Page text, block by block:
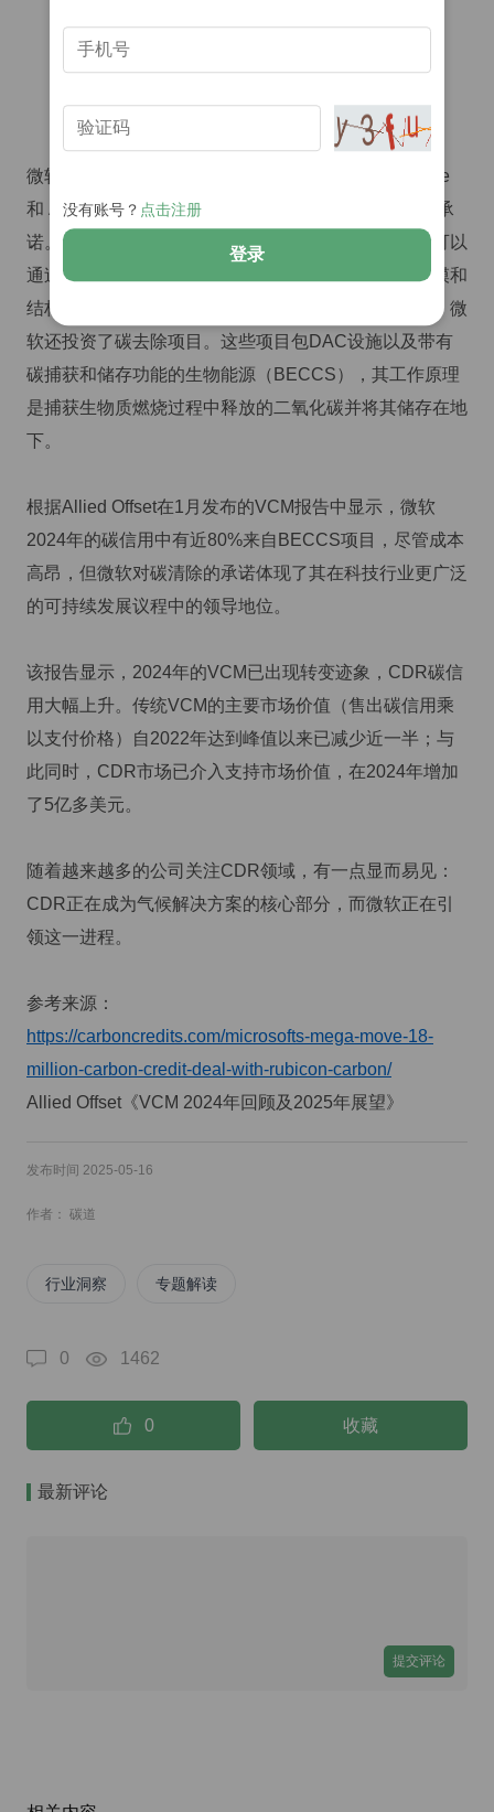
（图源：CDR.fyi）
微软并非唯一一家投资碳去除的公司。Shopify、Stripe
和 Alphabet（谷歌）等其他大型公司也做出了类似的承
诺。他们正在携手打造永久性碳去除的初期市场。这可以
通过基于自然或新技术来实现。但微软以其交易的规模和
结构脱颖而出。除了与Rubicon达成1800万吨交易外，微
软还投资了碳去除项目。这些项目包DAC设施以及带有
碳捕获和储存功能的生物能源（BECCS），其工作原理
是捕获生物质燃烧过程中释放的二氧化碳并将其储存在地
下。
根据Allied Offset在1月发布的VCM报告中显示，微软
2024年的碳信用中有近80%来自BECCS项目，尽管成本
高昂，但微软对碳清除的承诺体现了其在科技行业更广泛
的可持续发展议程中的领导地位。
该报告显示，2024年的VCM已出现转变迹象，CDR碳信
用大幅上升。传统VCM的主要市场价值（售出碳信用乘
以支付价格）自2022年达到峰值以来已减少近一半；与
此同时，CDR市场已介入支持市场价值，在2024年增加
了5亿多美元。
随着越来越多的公司关注CDR领域，有一点显而易见：
CDR正在成为气候解决方案的核心部分，而微软正在引
领这一进程。
参考来源：
https://carboncredits.com/microsofts-mega-move-18-
million-carbon-credit-deal-with-rubicon-carbon/
Allied Offset《VCM 2024年回顾及2025年展望》
发布时间 2025-05-16
作者： 碳道
行业洞察 专题解读
0 1462
0 收藏
最新评论
提交评论
没有账号？ 点击注册
登录